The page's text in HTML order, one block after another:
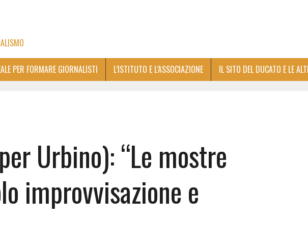
PER FORMARE GIORNALISTI L’ISTITUTO E L’ASSOCIAZIONE IL SITO DEL DUCATO E LE
Urbino): “Le mostre
improvvisazione e